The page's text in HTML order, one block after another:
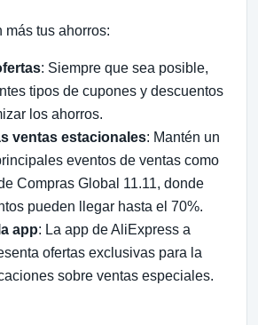
más tus ahorros:
: Siempre que sea posible,
tipos de cupones y descuentos
los ahorros.
ventas estacionales: Mantén un
eventos de ventas como
Compras Global 11.11, donde
pueden llegar hasta el 70%.
app: La app de AliExpress a
ofertas exclusivas para la
sobre ventas especiales.